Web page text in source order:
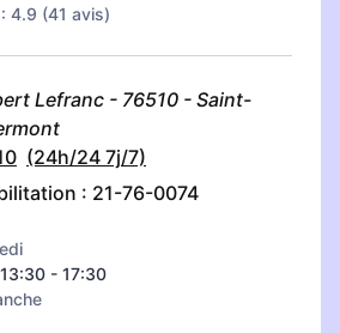
4.9 (41 avis)
Lefranc - 76510 - Saint-
(24h/24 7j/7)
: 21-76-0074
- 17:30